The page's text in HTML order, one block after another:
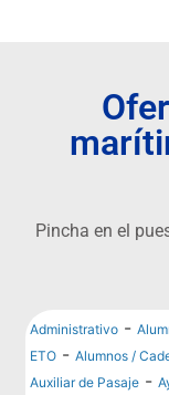
Pincha en el
Administrativo -
ETO -Alumnos /
Auxiliar de Pasaje -